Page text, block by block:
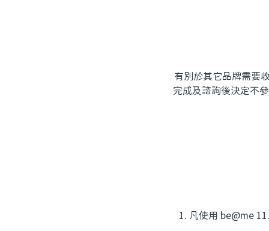
有別於其它品牌需要
完成及諮詢後決定不
1. 凡使用 be@me